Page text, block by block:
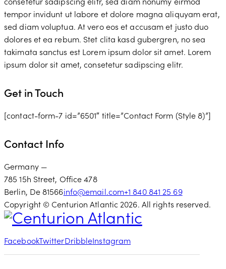
tempor invidunt ut labore et dolore magna aliquyam erat,
sed diam voluptua. At vero eos et accusam et justo duo
dolores et ea rebum. Stet clita kasd gubergren, no sea
takimata sanctus est Lorem ipsum dolor sit amet. Lorem
ipsum dolor sit amet, consetetur sadipscing elitr.
Get in Touch
[contact-form-7 id=”6501″ title=”Contact Form (Style 8)”]
Contact Info
Germany —
785 15h Street, Office 478
Berlin, De 81566info@email.com+1 840 841 25 69
Copyright © Centurion Atlantic 2026. All rights reserved.
FacebookTwitterDribbleInstagram